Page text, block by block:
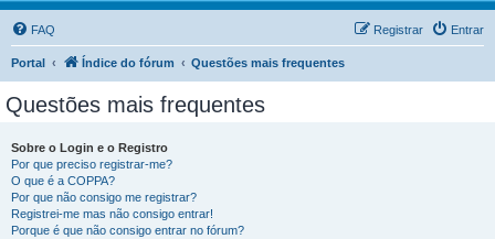
FAQ Entrar
Registrar
Portal Índice do fórum Questões mais frequentes
Questões mais frequentes
Sobre o Login e o Registro
Por que preciso registrar-me?
O que é a COPPA?
Por que não consigo me registrar?
Registrei-me mas não consigo entrar!
Porque é que não consigo entrar no fórum?